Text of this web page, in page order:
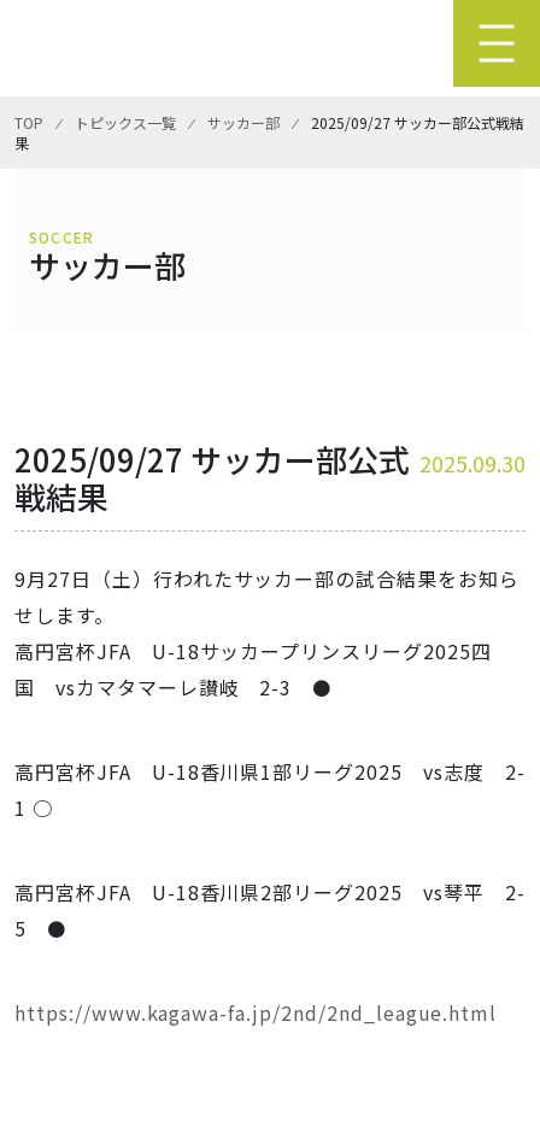
TOP ⁄ トピックス一覧 ⁄ サッカー部 ⁄ 2025/09/27 サッカー部公式戦結
果
SOCCER
サッカー部
2025/09/27 サッカー部公式
戦結果
2025.09.30
9月27日（土）行われたサッカー部の試合結果をお知ら
せします。
高円宮杯JFA U-18サッカープリンスリーグ2025四
国 vsカマタマーレ讃岐 2-3 ⚫
高円宮杯JFA U-18香川県1部リーグ2025 vs志度 2-
1 ○
高円宮杯JFA U-18香川県2部リーグ2025 vs琴平 2-
5 ⚫️
https://www.kagawa-fa.jp/2nd/2nd_league.html